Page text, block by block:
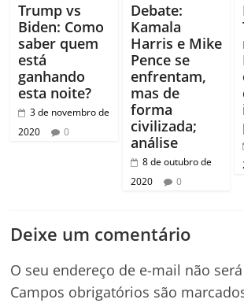
Trump vs
Biden: Como
saber quem
está
ganhando
esta noite?
3 de novembro de
2020
0
Debate:
Kamala
Harris e Mike
Pence se
enfrentam,
mas de
forma
civilizada;
análise
8 de outubro de
2020
0
Deixe um comentário
O seu endereço de e-mail não
Campos obrigatórios são